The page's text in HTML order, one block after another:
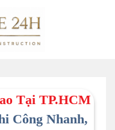
Tại TP.HCM
Công Nhanh,